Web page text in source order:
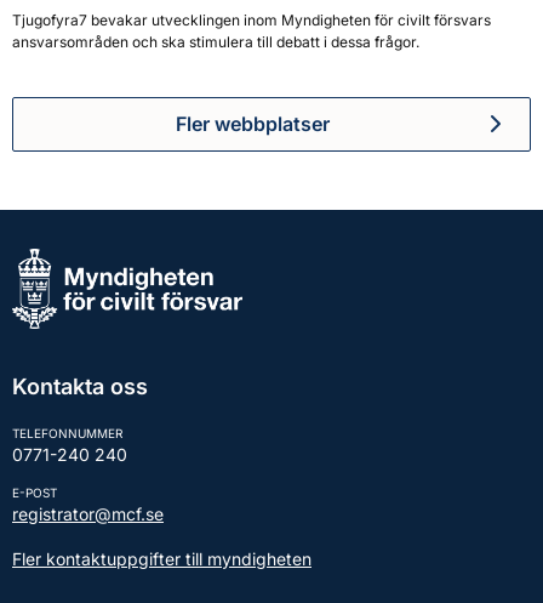
Tjugofyra7 bevakar utvecklingen inom Myndigheten för civilt försvars
ansvarsområden och ska stimulera till debatt i dessa frågor.
Fler webbplatser
Kontakta oss
TELEFONNUMMER
0771-240 240
E-POST
registrator@mcf.se
Fler kontaktuppgifter till myndigheten